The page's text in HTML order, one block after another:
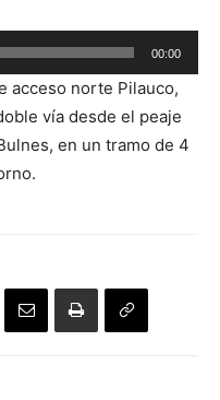
00:00
acceso norte Pilauco,
vía desde el peaje
en un tramo de 4